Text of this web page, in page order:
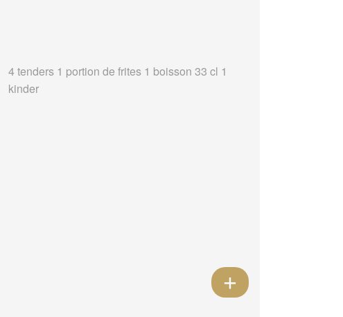
4 tenders 1 portion de frites 1 boisson 33 cl 1
kinder